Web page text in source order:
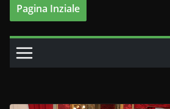
Pagina Inziale